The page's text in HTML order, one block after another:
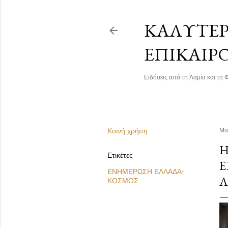
Ειδήσεις από τη Λαμία και τη
Κοινή χρήση
Ετικέτες
ΕΝΗΜΕΡΩΣΗ ΕΛΛΑΔΑ-
ΚΟΣΜΟΣ